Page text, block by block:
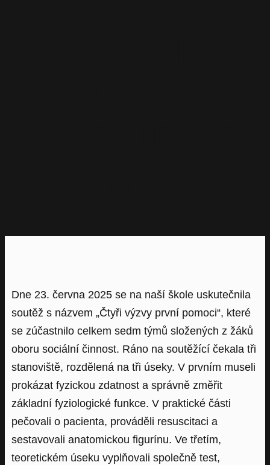
Dne 23. června 2025 se na naší škole uskutečnila
soutěž s názvem „Čtyři výzvy první pomoci“, které
se zúčastnilo celkem sedm týmů složených z žáků
oboru sociální činnost. Ráno na soutěžící čekala tři
stanoviště, rozdělená na tři úseky. V prvním museli
prokázat fyzickou zdatnost a správně změřit
základní fyziologické funkce. V praktické části
pečovali o pacienta, prováděli resuscitaci a
sestavovali anatomickou figurínu. Ve třetím,
teoretickém úseku vyplňovali společně test,